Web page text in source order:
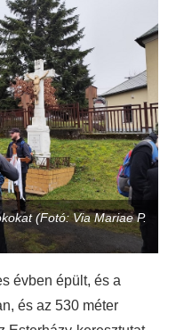
(Fotó: Via Mariae P.
évben épült, és a
és az 530 méter